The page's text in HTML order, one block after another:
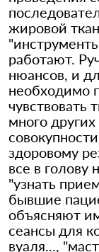
жировой
работают.
нюансов, и
необходимо
чувствовать
много
здоровому
все в голову
"узнать
бывшие
объясняют
сеансы для
вуаля...,